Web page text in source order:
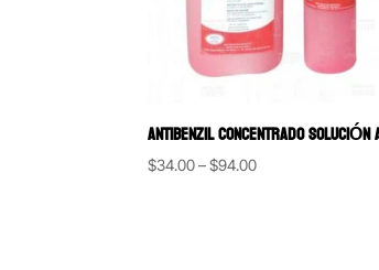
$34.00 – $94.00Price